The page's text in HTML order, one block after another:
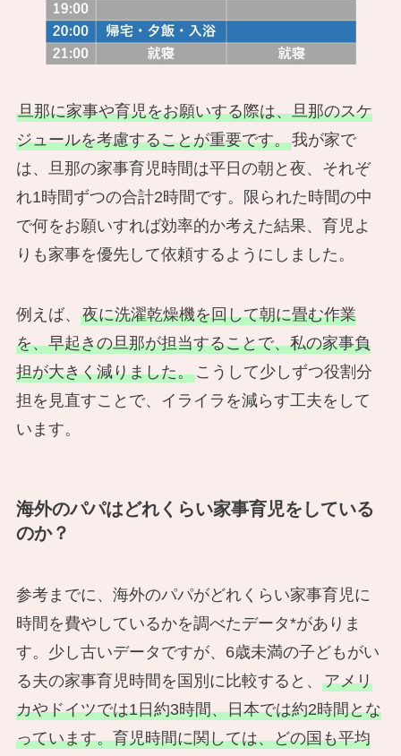
旦那に家事や育児をお願いする際は、旦那のスケ
ジュールを考慮することが重要です。我が家で
は、旦那の家事育児時間は平日の朝と夜、それぞ
れ1時間ずつの合計2時間です。限られた時間の中
で何をお願いすれば効率的か考えた結果、育児よ
りも家事を優先して依頼するようにしました。
例えば、 夜に洗濯乾燥機を回して朝に畳む作業
を、早起きの旦那が担当することで、私の家事負
担が大きく減りました。こうして少しずつ役割分
担を見直すことで、イライラを減らす工夫をして
います。
海外のパパはどれくらい家事育児をしている
のか？
参考までに、海外のパパがどれくらい家事育児に
時間を費やしているかを調べたデータ*がありま
す。少し古いデータですが、6歳未満の子どもがい
る夫の家事育児時間を国別に比較すると、 アメリ
カやドイツでは1日約3時間、日本では約2時間とな
っています​。育児時間に関しては、どの国も平均